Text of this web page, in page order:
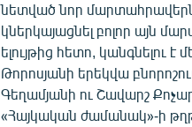
նետված նոր
կներկայացնել բոլոր այն
ելույթից հետո, կանգնելու
Թորոսյանի երեկվա
Գեղամյանի ու Շավարշ
«Հայկական ժամանակ»-ի